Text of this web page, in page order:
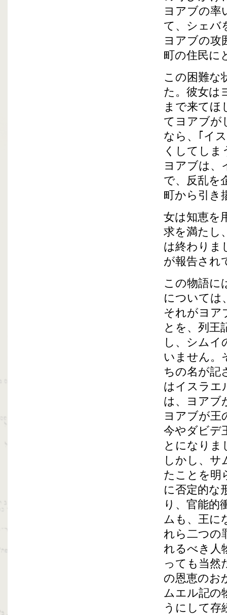
ヨアブの率
て、シェバ
ヨアブの攻
町の住民に
この困難な
た。彼女は
まで来てほ
てヨアブが
なら、｢イ
くしてしま
ヨアブは、
で、反乱を
町から引き
女は知恵を
求を満たし
は終わりま
が報告され
この物語に
については
それがヨア
とを、列王
し、シムイ
いません。
ちの名が記
はイスラエ
は、ヨアブ
ヨアブが王
今やダビデ
とになりま
しかし、サ
たことを明
に否定的な
り、官能的
ムも、王に
れら二つの
れるべき人
っても当然
の恩恵のお
ムエル記の
うにして存